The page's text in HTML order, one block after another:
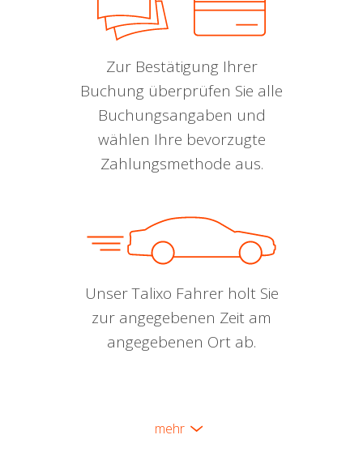
Zur Bestätigung Ihrer
Buchung überprüfen Sie alle
Buchungsangaben und
wählen Ihre bevorzugte
Zahlungsmethode aus.
Unser Talixo Fahrer holt Sie
zur angegebenen Zeit am
angegebenen Ort ab.
mehr